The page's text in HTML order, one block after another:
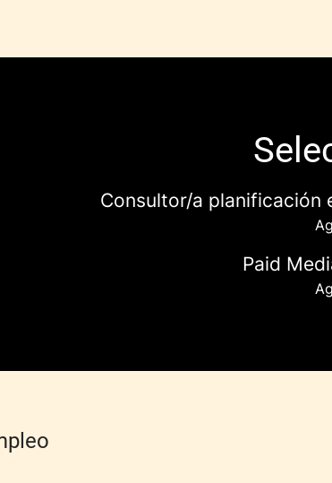
Consultor/a planificación
Paid